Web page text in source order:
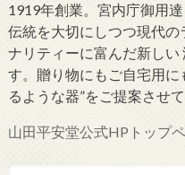
1919年創業。宮内庁御用
伝統を大切にしつつ現代
ナリティーに富んだ新しい
す。贈り物にもご自宅用に
るような器”をご提案させ
山田平安堂公式HPトップ